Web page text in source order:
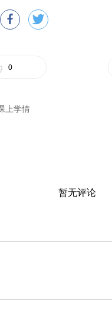
0
上学情
暂无评论